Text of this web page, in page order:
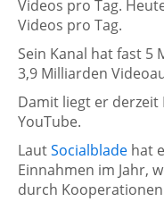
Videos pro Tag.
Videos pro Tag.
Sein Kanal hat fast
3,9 Milliarden
Damit liegt er derzeit
YouTube.
LautSocialblade hat
Einnahmen im Jahr,
durch